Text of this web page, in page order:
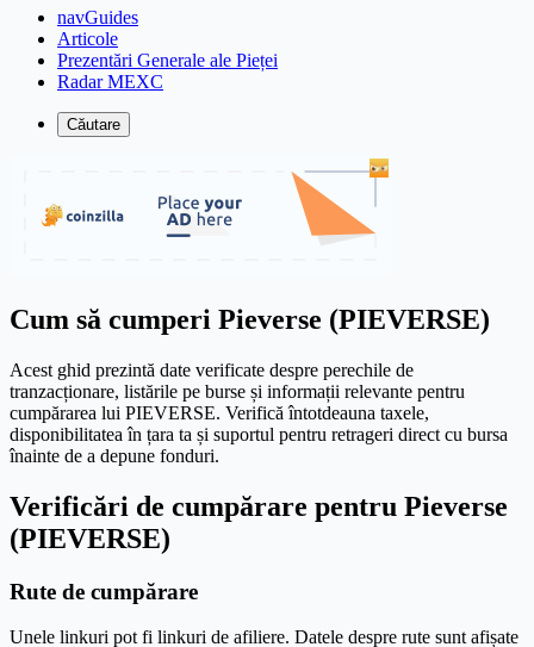
navGuides
Articole
Prezentări Generale ale Pieței
Radar MEXC
Căutare
Cum să cumperi Pieverse (PIEVERSE)
Acest ghid prezintă date verificate despre perechile de
tranzacționare, listările pe burse și informații relevante pentru
cumpărarea lui PIEVERSE. Verifică întotdeauna taxele,
disponibilitatea în țara ta și suportul pentru retrageri direct cu bursa
înainte de a depune fonduri.
Verificări de cumpărare pentru Pieverse
(PIEVERSE)
Rute de cumpărare
Unele linkuri pot fi linkuri de afiliere. Datele despre rute sunt afișate